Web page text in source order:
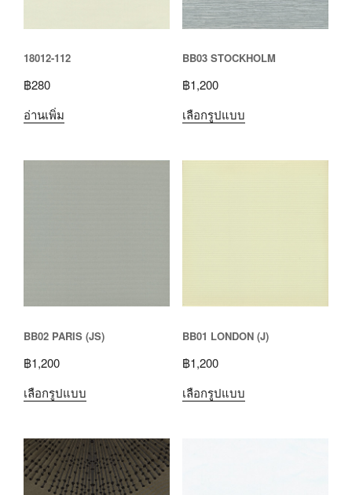
18012-112
฿280
อ่านเพิ่ม
BB03 STOCKHOLM
฿1,200
เลือกรูปแบบ
BB02 PARIS (JS)
฿1,200
เลือกรูปแบบ
BB01 LONDON (J)
฿1,200
เลือกรูปแบบ